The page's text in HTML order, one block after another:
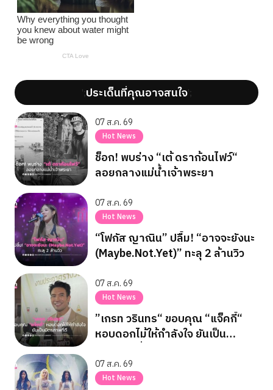
';ประเด็นที่คุณอาจสนใจ';
07 ส.ค. 69
Hot News
ช็อก! พบร่าง “เต้ ดราก้อนไฟว์“
ลอยกลางแม่น้ำเจ้าพระยา
07 ส.ค. 69
Hot News
“โฟกัส ญาณิน” ปลื้ม! “อาจจะยังนะ
(Maybe.Not.Yet)” ทะลุ 2 ล้านวิว
07 ส.ค. 69
Hot News
”เกรท วรินทร“ ขอบคุณ “แจ็คกี้“
หอบดอกไม้ให้กำลังใจ ยันเป็น
07 ส.ค. 69
Hot News